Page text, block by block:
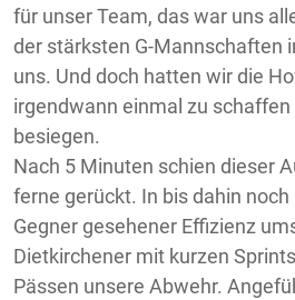
für unser Team, das war uns
der stärksten G-Mannschaften
uns. Und doch hatten wir die
irgendwann einmal zu schaffen
besiegen.
Nach 5 Minuten schien dieser
ferne gerückt. In bis dahin
Gegner gesehener Effizienz
Dietkirchener mit kurzen
Pässen unsere Abwehr.